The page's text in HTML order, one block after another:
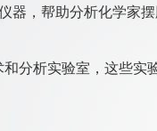
仪器，帮助分析化学
分析实验室，这些实